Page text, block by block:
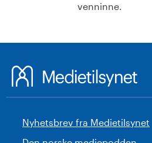
venninne.
Nyhetsbrev fra Medietilsynet